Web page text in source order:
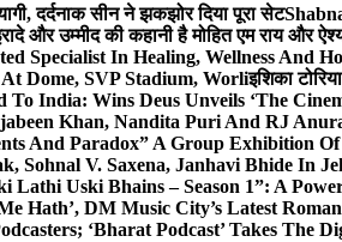
दर्दनाक सीन ने झकझोर दिया पूरा सेट
और उम्मीद की कहानी है मोहित एम राय और
Specialist In Healing, Wellness And
Dome, SVP Stadium, Worliइशिका
To India: Wins Deus Unveils ‘The
Khan, Nandita Puri And RJ
And Paradox” A Group Exhibition
Sohnal V. Saxena, Janhavi Bhide In
Lathi Uski Bhains – Season 1”: A
Hath’, DM Music City’s Latest
‘Bharat Podcast’ Takes The